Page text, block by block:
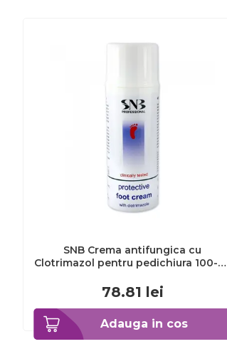
Adauga in cos
SNB Crema antifungica cu
Clotrimazol pentru pedichiura 100-ml
78.81 lei